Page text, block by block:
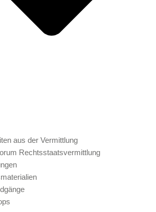
aus der Vermittlung
Rechtsstaatsvermittlung